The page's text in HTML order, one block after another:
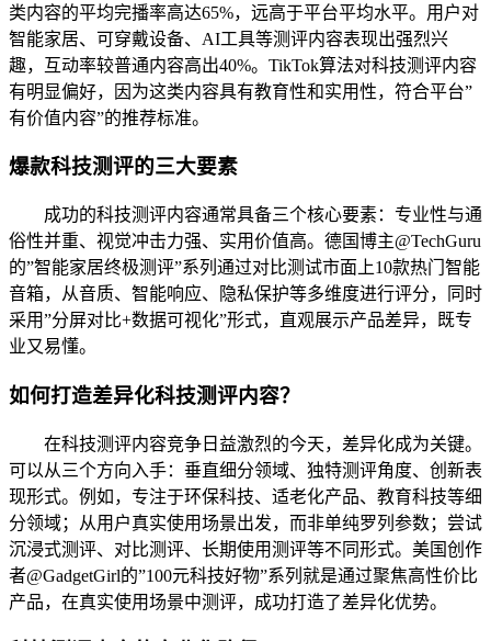
类内容的平均完播率高达65%，远高于平台平均水平。用户对
智能家居、可穿戴设备、AI工具等测评内容表现出强烈兴
趣，互动率较普通内容高出40%。TikTok算法对科技测评内容
有明显偏好，因为这类内容具有教育性和实用性，符合平台”
有价值内容”的推荐标准。
爆款科技测评的三大要素
成功的科技测评内容通常具备三个核心要素：专业性与通
俗性并重、视觉冲击力强、实用价值高。德国博主@TechGuru
的”智能家居终极测评”系列通过对比测试市面上10款热门智能
音箱，从音质、智能响应、隐私保护等多维度进行评分，同时
采用”分屏对比+数据可视化”形式，直观展示产品差异，既专
业又易懂。
如何打造差异化科技测评内容？
在科技测评内容竞争日益激烈的今天，差异化成为关键。
可以从三个方向入手：垂直细分领域、独特测评角度、创新表
现形式。例如，专注于环保科技、适老化产品、教育科技等细
分领域；从用户真实使用场景出发，而非单纯罗列参数；尝试
沉浸式测评、对比测评、长期使用测评等不同形式。美国创作
者@GadgetGirl的”100元科技好物”系列就是通过聚焦高性价比
产品，在真实使用场景中测评，成功打造了差异化优势。